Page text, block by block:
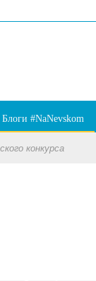
Блоги #NaNevskom
конкурса